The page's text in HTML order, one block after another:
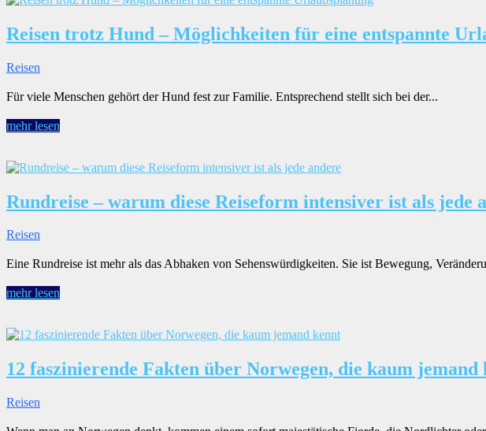
Reisen trotz Hund – Möglichkeiten für eine entspannte
Reisen
Für viele Menschen gehört der Hund fest zur Familie. Entsprechend stellt sich bei der...
mehr lesen
Rundreise – warum diese Reiseform intensiver ist als jede
Reisen
Eine Rundreise ist mehr als das Abhaken von Sehenswürdigkeiten. Sie ist Bewegung,
mehr lesen
12 faszinierende Fakten über Norwegen, die kaum jemand
Reisen